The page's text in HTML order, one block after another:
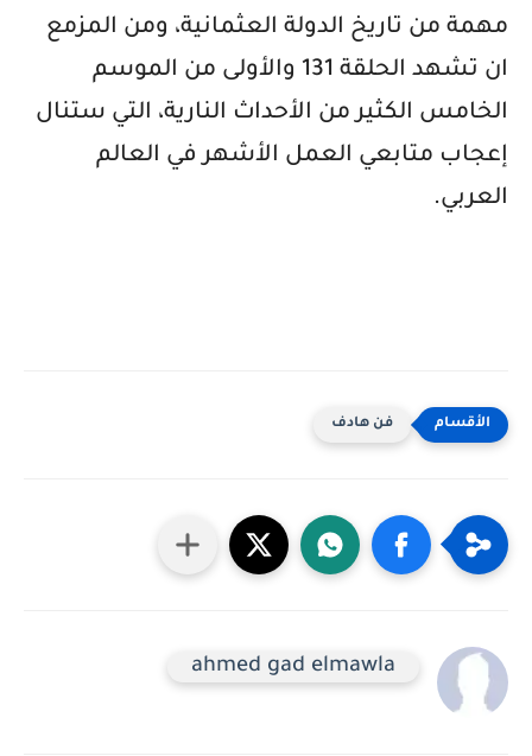
مهمة من تاريخ الدولة العثمانية، ومن المزمع
ان تشهد الحلقة 131 والأولى من الموسم
الخامس الكثير من الأحداث النارية، التي ستنال
إعجاب متابعي العمل الأشهر في العالم
العربي.
فن هادف
ahmed gad elmawla